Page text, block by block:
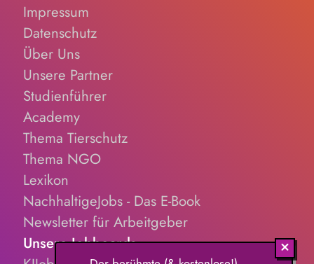
Impressum
Datenschutz
Über Uns
Unsere Partner
Studienführer
Academy
Thema Tierschutz
Thema NGO
Lexikon
NachhaltigeJobs - Das E-Book
Newsletter für Arbeitgeber
Unsere Jobboards